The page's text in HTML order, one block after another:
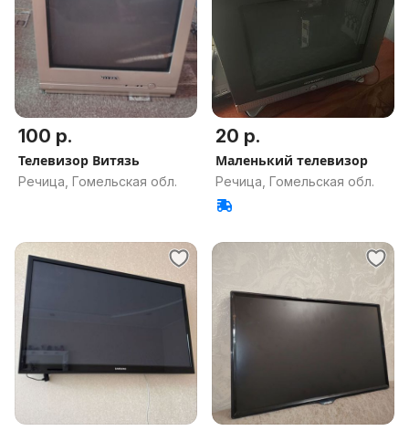
100 р.
Телевизор Витязь
Речица, Гомельская обл.
20 р.
Маленький телевизор
Речица, Гомельская обл.